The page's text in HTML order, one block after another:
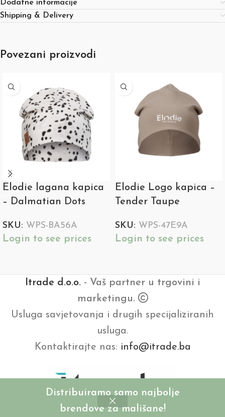
Distribuiramo samo najbolje
brendove za mališane!
Dodatne informacije
Shipping & Delivery
Povezani proizvodi
Elodie lagana kapica
– Dalmatian Dots
SKU: WPS-BA56A
Login to see prices
Elodie Logo kapica –
Tender Taupe
SKU: WPS-47E9A
Login to see prices
Itrade d.o.o.- Vaš partner u trgovini i
marketingu.
Usluga savjetovanja i drugih specijaliziranih
usluga.
Kontaktirajte nas: info@itrade.ba